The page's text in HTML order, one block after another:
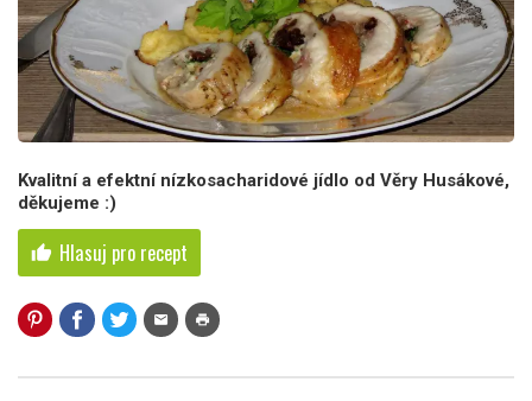
Kvalitní a efektní nízkosacharidové jídlo od Věry Husákové,
děkujeme :)
thumb_up Hlasuj pro recept
mail print